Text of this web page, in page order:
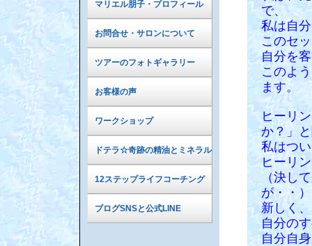
で、
私は自
このセ
自分を
このよ
ます。
ヒーリ
か？」
私はつ
ヒーリ
（決し
が・・）
新しく
自分の
自分自
マリエル朋子・プロフィール
お問合せ・サロンについて
ツアーのフォトギャラリー
お客様の声
ワークショップ
ドテラ☆奇跡の精油とミネラル
12ステップライフコーチング
ブログSNSと公式LINE